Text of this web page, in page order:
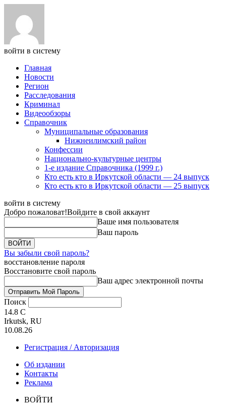
войти в систему
Главная
Новости
Регион
Расследования
Криминал
Видеообзоры
Справочник
Муниципальные образования
Нижнеилимский район
Конфессии
Национально-культурные центры
1-е издание Справочника (1999 г.)
Кто есть кто в Иркутской области — 24 выпуск
Кто есть кто в Иркутской области — 25 выпуск
войти в систему
Добро пожаловат!Войдите в свой аккаунт
Ваше имя пользователя
Ваш пароль
Вы забыли свой пароль?
восстановление пароля
Восстановите свой пароль
Ваш адрес электронной почты
Поиск
14.8 C
Irkutsk, RU
10.08.26
Регистрация / Авторизация
Об издании
Контакты
Реклама
ВОЙТИ